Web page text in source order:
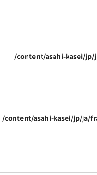
/content/asahi-kasei/
/content/asahi-kasei/jp/ja/